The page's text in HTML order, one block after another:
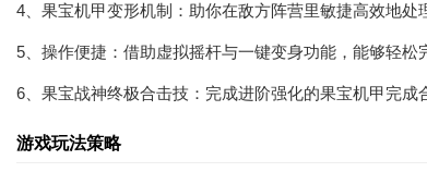
4、果宝机甲变形机制：助你在敌方阵营里敏捷高效地处
5、操作便捷：借助虚拟摇杆与一键变身功能，能够轻松
6、果宝战神终极合击技：完成进阶强化的果宝机甲完成
游戏玩法策略